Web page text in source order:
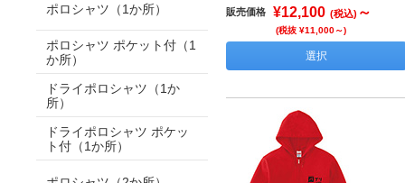
販売価格 ¥12,100 (税込) ～
(税抜 ¥11,000～)
選択
ポロシャツ（1か所）
ポロシャツ ポケット付（1
か所）
ドライポロシャツ（1か
所）
ドライポロシャツ ポケッ
ト付（1か所）